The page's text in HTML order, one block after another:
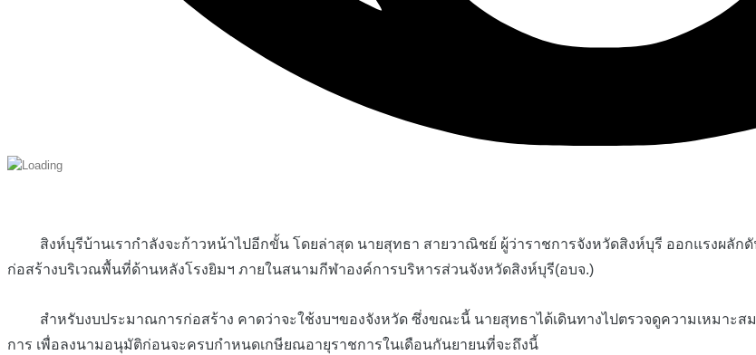
สิงห์บุรีบ้านเรากำลังจะก้าวหน้าไปอีกขั้น โดยล่าสุด นายสุทธา สายวาณิชย์ ผู้ว่าราชการจังหวัดสิงห์บุรี ออกแรงผลัก
ก่อสร้างบริเวณพื้นที่ด้านหลังโรงยิมฯ ภายในสนามกีฬาองค์การบริหารส่วนจังหวัดสิงห์บุรี(อบจ.)
สำหรับงบประมาณการก่อสร้าง คาดว่าจะใช้งบฯของจังหวัด ซึ่งขณะนี้ นายสุทธาได้เดินทางไปตรวจดูความเหมาะสม
การ เพื่อลงนามอนุมัติก่อนจะครบกำหนดเกษียณอายุราชการในเดือนกันยายนที่จะถึงนี้